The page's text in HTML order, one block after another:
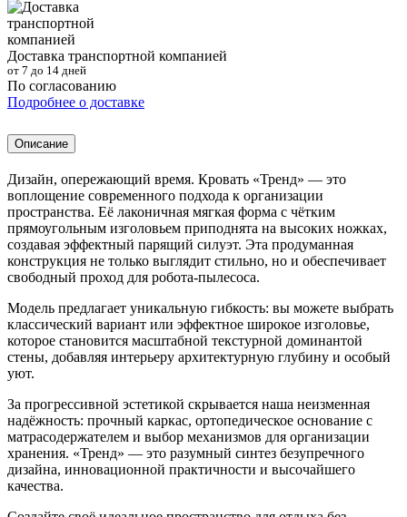
Доставка транспортной компанией
от 7 до 14 дней
По согласованию
Подробнее о доставке
Описание
Дизайн, опережающий время. Кровать «Тренд» — это
воплощение современного подхода к организации
пространства. Её лаконичная мягкая форма с чётким
прямоугольным изголовьем приподнята на высоких ножках,
создавая эффектный парящий силуэт. Эта продуманная
конструкция не только выглядит стильно, но и обеспечивает
свободный проход для робота-пылесоса.
Модель предлагает уникальную гибкость: вы можете выбрать
классический вариант или эффектное широкое изголовье,
которое становится масштабной текстурной доминантой
стены, добавляя интерьеру архитектурную глубину и особый
уют.
За прогрессивной эстетикой скрывается наша неизменная
надёжность: прочный каркас, ортопедическое основание с
матрасодержателем и выбор механизмов для организации
хранения. «Тренд» — это разумный синтез безупречного
дизайна, инновационной практичности и высочайшего
качества.